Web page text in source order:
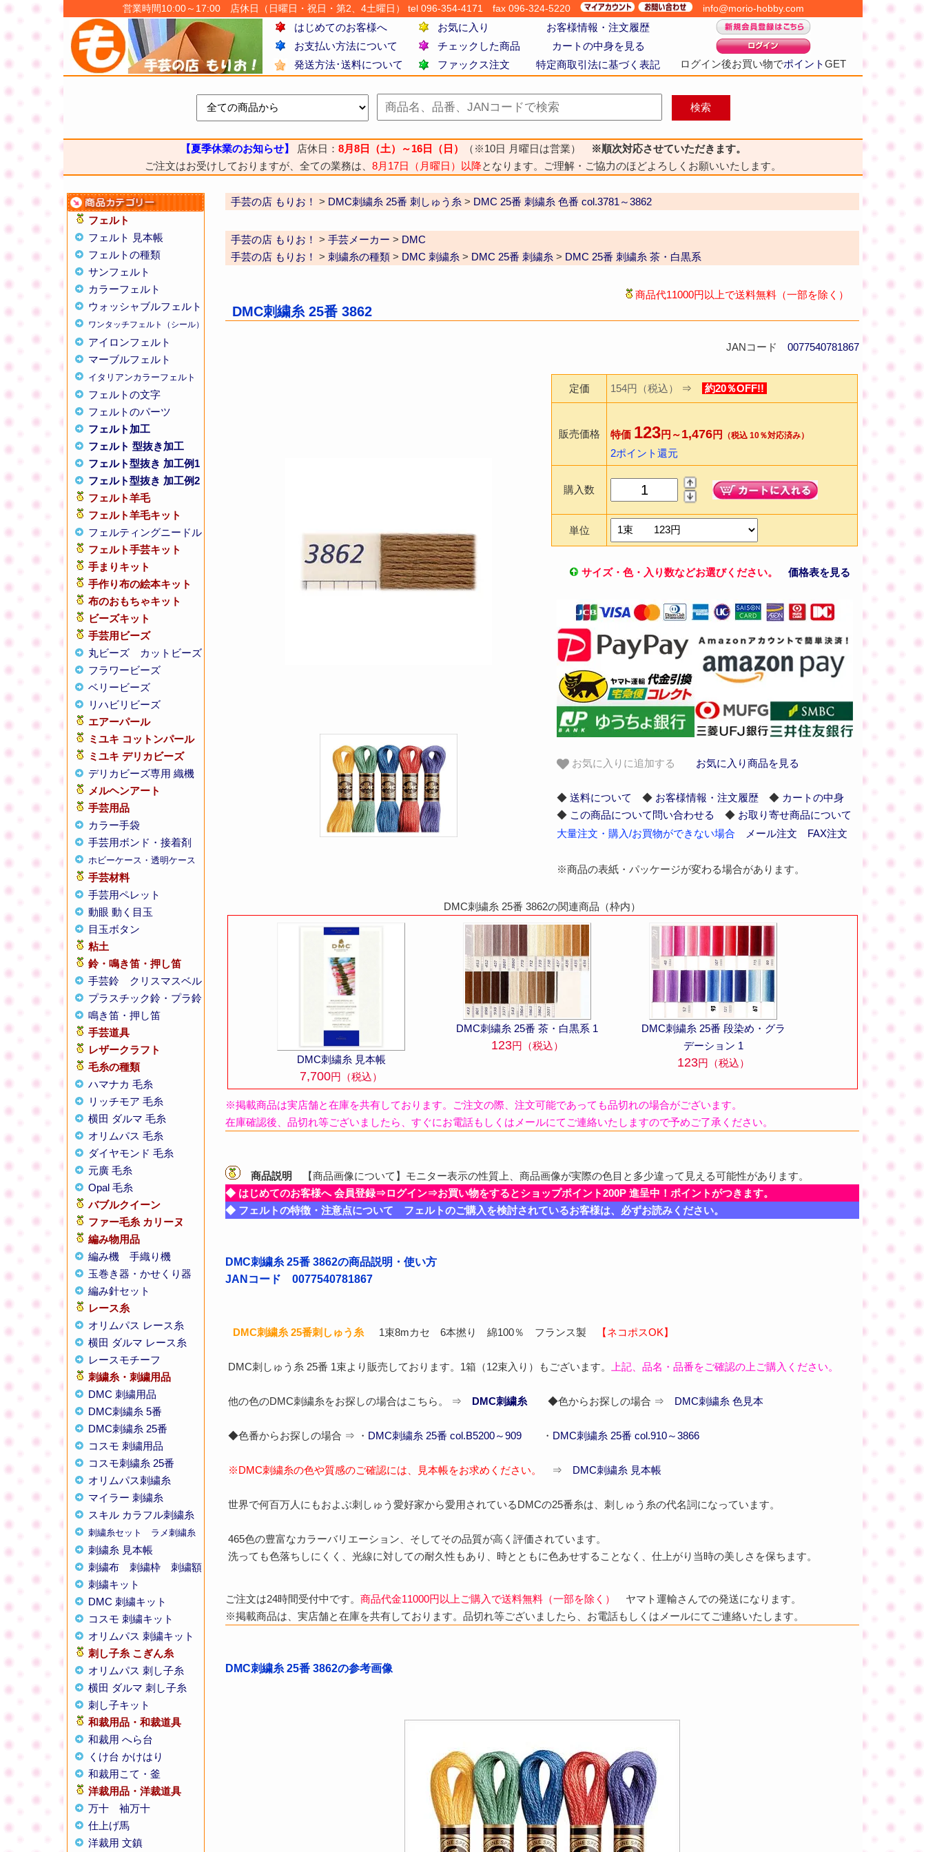
営業時間10:00～17:00 店休日（日曜日・祝日・第2、4土曜日） tel 096-354-4171 fax 096-324-5220 info@morio-hobby.com
はじめてのお客様へ お気に入り お客様情報・注文履歴
ログイン後お買い物でポイントGET
お支払い方法について チェックした商品
カートの中身を見る
発送方法･送料について
ファックス注文 特定商取引法に基づく表記
【夏季休業のお知らせ】 店休日： 8月8日（土）～16日（日） （※10日 月曜日は営業）
※順次対応させていただきます。
ご注文はお受けしておりますが、全ての業務は、 8月17日（月曜日）以降となります。ご理解・ご協力のほどよろしくお願いいたします。
フェルト
フェルト 見本帳
フェルトの種類
サンフェルト
カラーフェルト
ウォッシャブルフェルト
ワンタッチフェルト（シール）
アイロンフェルト
マーブルフェルト
イタリアンカラーフェルト
フェルトの文字
フェルトのパーツ
フェルト加工
フェルト 型抜き加工
フェルト型抜き 加工例1
フェルト型抜き 加工例2
フェルト羊毛
フェルト羊毛キット
フェルティングニードル
フェルト手芸キット
手まりキット
手作り布の絵本キット
布のおもちゃキット
ビーズキット
手芸用ビーズ
丸ビーズ
カットビーズ
フラワービーズ
ベリービーズ
リハビリビーズ
エアーパール
ミユキ コットンパール
ミユキ デリカビーズ
デリカビーズ専用 織機
メルヘンアート
手芸用品
カラー手袋
手芸用ボンド・接着剤
ホビーケース・透明ケース
手芸材料
手芸用ペレット
動眼 動く目玉
目玉ボタン
粘土
鈴・鳴き笛・押し笛
手芸鈴
クリスマスベル
プラスチック鈴・プラ鈴
鳴き笛・押し笛
手芸道具
レザークラフト
毛糸の種類
ハマナカ 毛糸
リッチモア 毛糸
横田 ダルマ 毛糸
オリムパス 毛糸
ダイヤモンド 毛糸
元廣 毛糸
Opal 毛糸
バブルクイーン
ファー毛糸 カリーヌ
編み物用品
編み機
手織り機
玉巻き器・かせくり器
編み針セット
レース糸
オリムパス レース糸
横田 ダルマ レース糸
レースモチーフ
刺繍糸・刺繍用品
DMC 刺繍用品
DMC刺繍糸 5番
DMC刺繍糸 25番
コスモ 刺繍用品
コスモ刺繍糸 25番
オリムパス刺繍糸
マイラー 刺繍糸
スキル カラフル刺繍糸
刺繍糸セット ラメ刺繍糸
刺繍糸 見本帳
刺繍布
刺繍枠
刺繍額
刺繍キット
DMC 刺繍キット
コスモ 刺繍キット
オリムパス 刺繍キット
刺し子糸 こぎん糸
オリムパス 刺し子糸
横田 ダルマ 刺し子糸
刺し子キット
和裁用品・和裁道具
和裁用 へら台
くけ台 かけはり
和裁用こて・釜
洋裁用品・洋裁道具
万十
袖万十
仕上げ馬
洋裁用 文鎮
手芸の店 もりお！ > DMC刺繍糸 25番 刺しゅう糸 > DMC 25番 刺繍糸 色番 col.3781～3862
手芸の店 もりお！ > 手芸メーカー > DMC
手芸の店 もりお！ > 刺繍糸の種類 > DMC 刺繍糸 > DMC 25番 刺繍糸 > DMC 25番 刺繍糸 茶・白黒系
商品代11000円以上で送料無料（一部を除く）
DMC刺繍糸 25番 3862
JANコード 0077540781867
定価 154円（税込） ⇒ 約20％OFF!!
販売価格 特価 123円～1,476円 （税込 10％対応済み）
2ポイント還元
購入数
単位
サイズ・色・入り数などお選びください。 価格表を見る
お気に入りに追加する お気に入り商品を見る
◆ 送料について ◆ お客様情報・注文履歴◆ カートの中身
◆ この商品について問い合わせる ◆ お取り寄せ商品について
大量注文・購入/お買物ができない場合
メール注文 FAX注文
※商品の表紙・パッケージが変わる場合があります。
DMC刺繍糸 25番 3862の関連商品（枠内）
DMC刺繍糸 見本帳
7,700円（税込）
DMC刺繍糸 25番 茶・白黒系 1
123円（税込）
DMC刺繍糸 25番 段染め・グラ
デーション 1
123円（税込）
※掲載商品は実店舗と在庫を共有しております。ご注文の際、注文可能であっても品切れの場合がございます。
在庫確認後、品切れ等ございましたら、すぐにお電話もしくはメールにてご連絡いたしますので予めご了承ください。
商品説明
【商品画像について】モニター表示の性質上、商品画像が実際の色目と多少違って見える可能性があります。
◆ はじめてのお客様へ 会員登録⇒ログイン⇒お買い物をするとショップポイント200P 進呈中！ポイントがつきます。
◆ フェルトの特徴・注意点について フェルトのご購入を検討されているお客様は、必ずお読みください。
DMC刺繍糸 25番 3862の商品説明・使い方
JANコード 0077540781867
DMC刺繍糸 25番刺しゅう糸 1束8mカセ 6本撚り 綿100％ フランス製 【ネコポスOK】
DMC刺しゅう糸 25番 1束より販売しております。1箱（12束入り）もございます。 上記、品名・品番をご確認の上ご購入ください。
他の色のDMC刺繍糸をお探しの場合はこちら。 ⇒ DMC刺繍糸◆色からお探しの場合 ⇒ DMC刺繍糸 色見本
◆色番からお探しの場合 ⇒ ・ DMC刺繍糸 25番 col.B5200～909・ DMC刺繍糸 25番 col.910～3866
※DMC刺繍糸の色や質感のご確認には、見本帳をお求めください。 ⇒ DMC刺繍糸 見本帳
世界で何百万人にもおよぶ刺しゅう愛好家から愛用されているDMCの25番糸は、刺しゅう糸の代名詞になっています。
465色の豊富なカラーバリエーション、そしてその品質が高く評価されています。
洗っても色落ちしにくく、光線に対しての耐久性もあり、時とともに色あせすることなく、仕上がり当時の美しさを保ちます。
ご注文は24時間受付中です。 商品代金11000円以上ご購入で送料無料（一部を除く）
ヤマト運輸さんでの発送になります。
※掲載商品は、実店舗と在庫を共有しております。品切れ等ございましたら、お電話もしくはメールにてご連絡いたします。
DMC刺繍糸 25番 3862の参考画像